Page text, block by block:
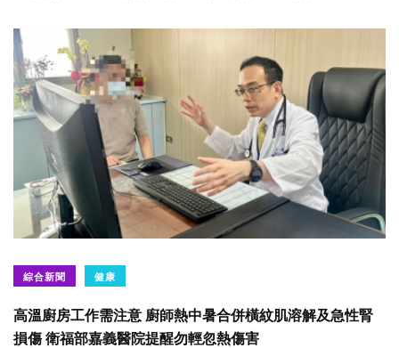
綜合新聞 健康
高溫廚房工作需注意 廚師熱中暑合併橫紋肌溶解及急性腎
損傷 衛福部嘉義醫院提醒勿輕忽熱傷害